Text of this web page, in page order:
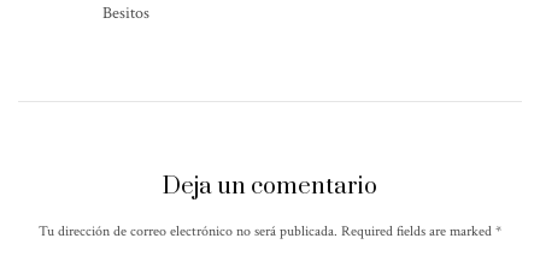
Besitos
Deja un comentario
Tu dirección de correo electrónico no será publicada. Required fields are marked *